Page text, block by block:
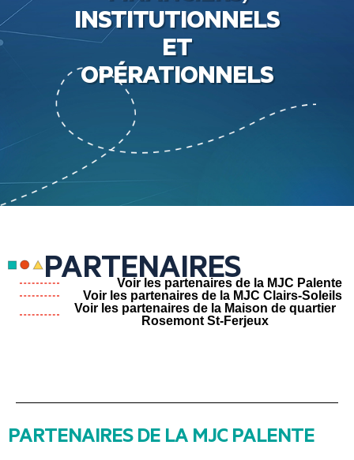
INSTITUTIONNELS
ET
OPÉRATIONNELS
PARTENAIRES
Voir les partenaires de la MJC Palente
Voir les partenaires de la MJC Clairs-Soleils
Voir les partenaires de la Maison de quartier
Rosemont St-Ferjeux
PARTENAIRES DE LA MJC PALENTE